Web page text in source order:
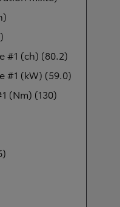
#1 (ch) (80.2)
#1 (kW) (59.0)
(Nm) (130)